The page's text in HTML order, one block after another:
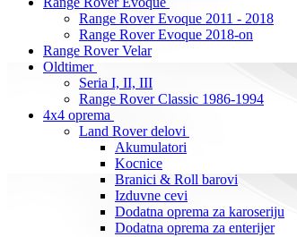
Range Rover Evoque 2011 - 2018
Range Rover Evoque 2018-on
Range Rover Velar
Oldtimer
Seria I, II, III
Range Rover Classic 1986-1994
4x4 oprema
Land Rover delovi
Akumulatori
Kocnice
Branici & Roll barovi
Izduvne cevi
Dodatna oprema za karoseriju
Dodatna oprema za enterijer